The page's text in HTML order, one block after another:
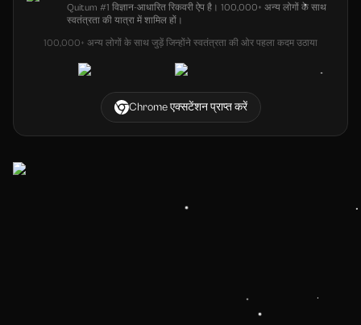
Quitum #1 विज्ञान-आधारित रिकवरी ऐप है। 100,000+ अन्य लोगों के साथ
स्वतंत्रता की यात्रा में शामिल हों।
100,000+ अन्य लोगों के साथ जुड़ें जिन्होंने स्वतंत्रता की ओर पहला कदम उठाया
Chrome एक्सटेंशन प्राप्त करें